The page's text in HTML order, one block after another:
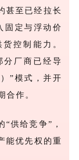
甚至已经拉长
固定与浮动价
控制能力。
分厂商已经导
”模式，并开
合作。
供给竞争”，
能优先权的重